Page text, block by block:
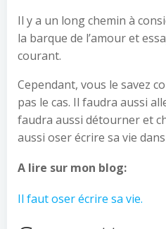
Il y a un long chemin à
la barque de l’amour et
courant.
Cependant, vous le savez
pas le cas. Il faudra aussi
faudra aussi détourner et
aussi oser écrire sa vie
A lire sur mon blog:
Il faut oser écrire sa vie.